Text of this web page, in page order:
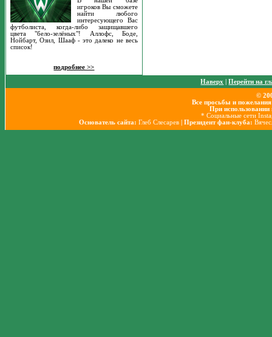
игроков Вы сможете
найти любого
интересующего Вас
футболиста, когда-либо защищавшего
цвета "бело-зелёных"! Аллофс, Боде,
Нойбарт, Озил, Шааф - это далеко не весь
список!
подробнее >>
Наверх |Перейти на
©
Все просьбы и
При использовании
* Социальные сети
Основатель сайта: Глеб Слесарев | Президент фан-клуба: